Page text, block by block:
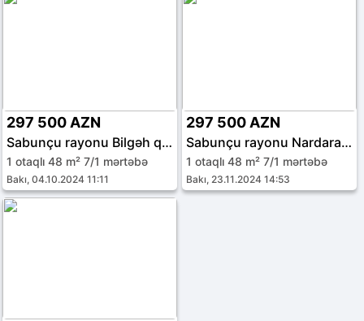
297 500 AZN
Sabunçu rayonu Bilgəh qəs.
1 otaqlı 48 m² 7/1 mərtəbə
Bakı, 04.10.2024 11:11
297 500 AZN
Sabunçu rayonu Nardaran qəs.
1 otaqlı 48 m² 7/1 mərtəbə
Bakı, 23.11.2024 14:53